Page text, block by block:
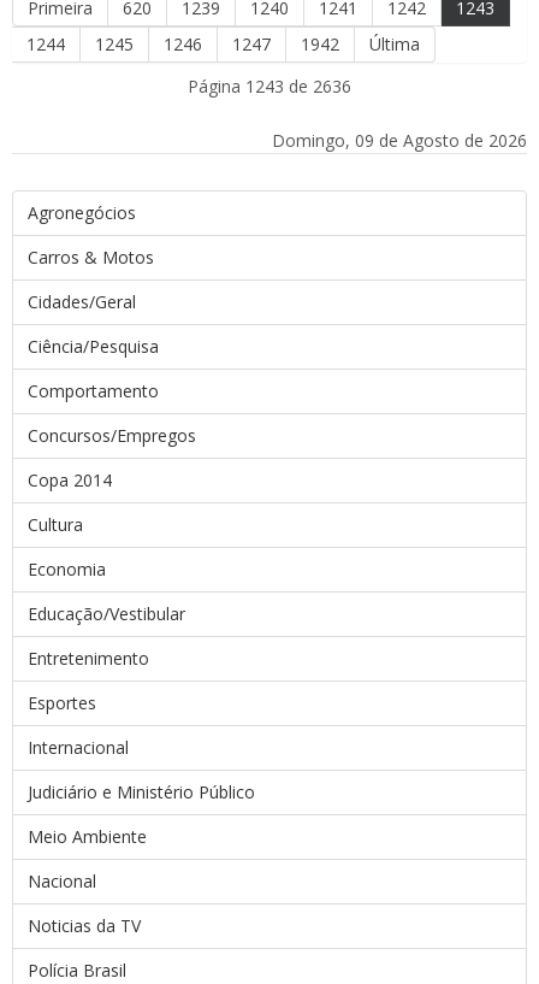
Primeira 620 1239 1240 1241 1242
1243
1244
1245 1246 1247 1942
Última
Página 1243 de 2636
Domingo, 09 de Agosto de 2026
Agronegócios
Carros & Motos
Cidades/Geral
Ciência/Pesquisa
Comportamento
Concursos/Empregos
Copa 2014
Cultura
Economia
Educação/Vestibular
Entretenimento
Esportes
Internacional
Judiciário e Ministério Público
Meio Ambiente
Nacional
Noticias da TV
Polícia Brasil